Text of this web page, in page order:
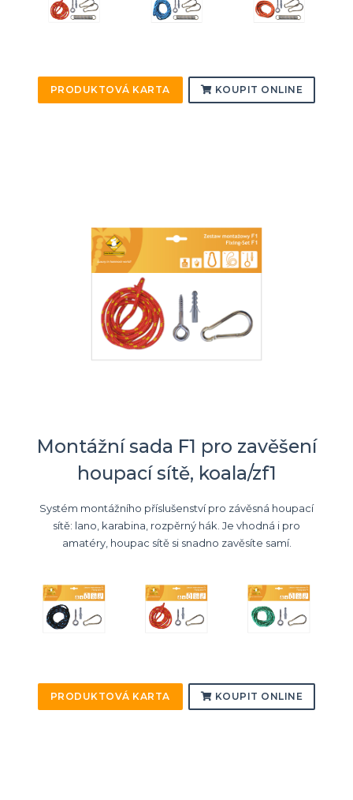
PRODUKTOVÁ KARTA KOUPIT ONLINE
Montážní sada F1 pro zavěšení
houpací sítě, koala/zf1
Systém montážního příslušenství pro závěsná houpací
sítě: lano, karabina, rozpěrný hák. Je vhodná i pro
amatéry, houpac sítě si snadno zavěsíte samí.
PRODUKTOVÁ KARTA KOUPIT ONLINE